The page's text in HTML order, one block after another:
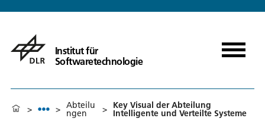
Institut für
Softwaretechnologie
> > Abteilu
ngen > Key Visual der Abteilung
Intelligente und Verteilte Systeme